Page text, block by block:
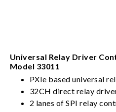
Universal Relay Driver
Model 33011
PXIe based universal
32CH direct relay
2 lanes of SPI relay